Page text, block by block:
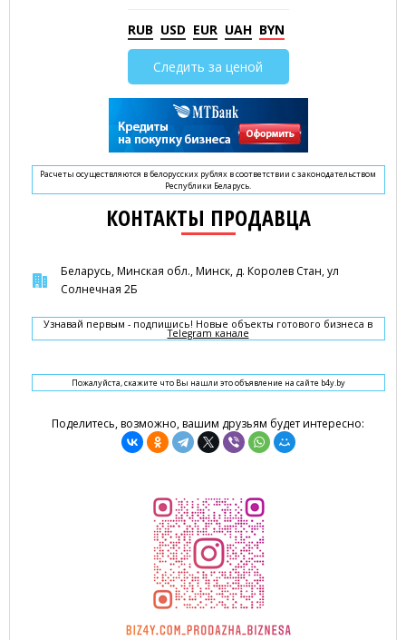
RUB USD EUR UAH BYN
Следить за ценой
Расчеты осуществляются в белорусских рублях в соответствии с законодательством
Республики Беларусь.
КОНТАКТЫ ПРОДАВЦА
Беларусь, Минская обл., Минск, д. Королев Стан, ул
Солнечная 2Б
Узнавай первым - подпишись! Новые объекты готового бизнеса в
Telegram канале
Пожалуйста, скажите что Вы нашли это объявление на сайте b4y.by
Поделитесь, возможно, вашим друзьям будет интересно: